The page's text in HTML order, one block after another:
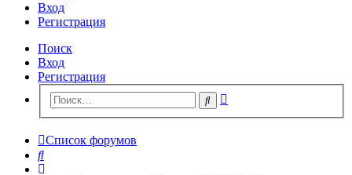
Вход
Регистрация
Поиск
Вход
Регистрация
Поиск
Список форумов
Поиск